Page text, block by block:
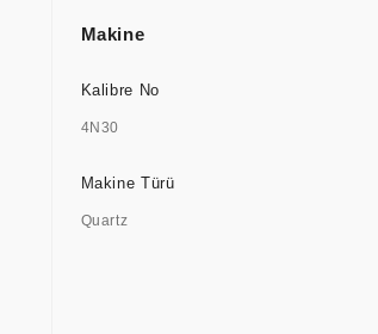
Makine
Kalibre No
4N30
Makine Türü
Quartz